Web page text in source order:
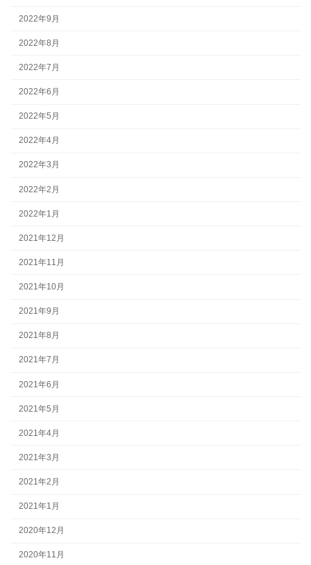
2022年9月
2022年8月
2022年7月
2022年6月
2022年5月
2022年4月
2022年3月
2022年2月
2022年1月
2021年12月
2021年11月
2021年10月
2021年9月
2021年8月
2021年7月
2021年6月
2021年5月
2021年4月
2021年3月
2021年2月
2021年1月
2020年12月
2020年11月